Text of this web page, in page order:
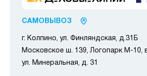
САМОВЫВОЗ
г. Колпино, ул. Финляндская, д.31Б
Московское ш. 139, Логопарк М-10,
ул. Минеральная, д. 31